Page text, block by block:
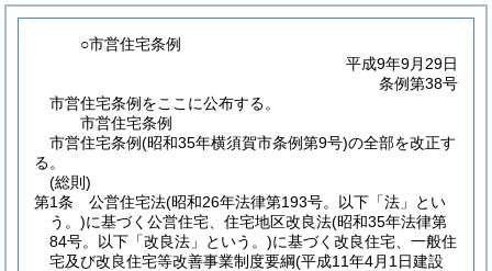
○市営住宅条例
平成9年9月29日
条例第38号
市営住宅条例をここに公布する。
市営住宅条例
市営住宅条例(昭和35年横須賀市条例第9号)の全部を改正す
る。
(総則)
第1条
公営住宅法(昭和26年法律第193号。以下「法」とい
う。)に基づく公営住宅、住宅地区改良法(昭和35年法律第
84号。以下「改良法」という。)に基づく改良住宅、一般住
宅及び改良住宅等改善事業制度要綱(平成11年4月1日建設